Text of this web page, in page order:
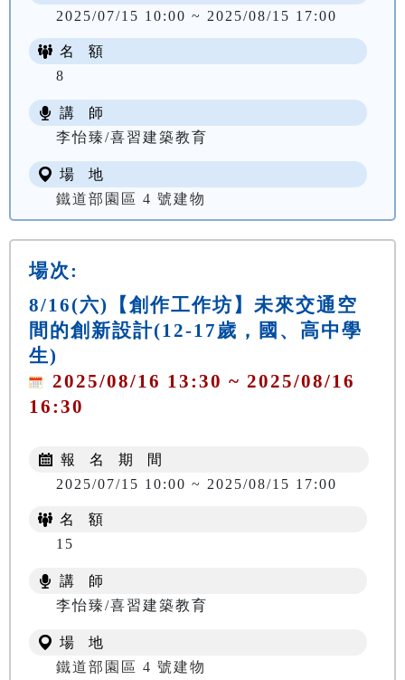
2025/07/15 10:00 ~ 2025/08/15 17:00
名 額
8
講 師
李怡臻/喜習建築教育
場 地
鐵道部園區 4 號建物
場次:
8/16(六)【創作工作坊】未來交通空
間的創新設計(12-17歲，國、高中學
生)
2025/08/16 13:30 ~ 2025/08/16
16:30
報 名 期 間
2025/07/15 10:00 ~ 2025/08/15 17:00
名 額
15
講 師
李怡臻/喜習建築教育
場 地
鐵道部園區 4 號建物